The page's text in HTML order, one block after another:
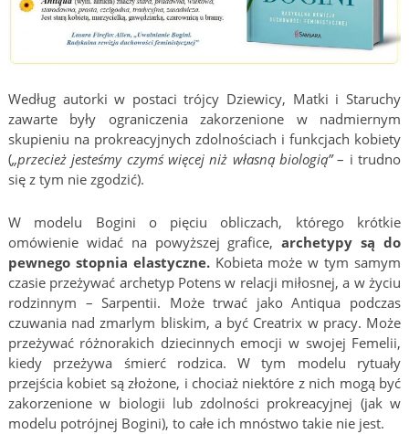
Według autorki w postaci trójcy Dziewicy, Matki i Staruchy
zawarte były ograniczenia zakorzenione w nadmiernym
skupieniu na prokreacyjnych zdolnościach i funkcjach kobiety
(„przecież jesteśmy czymś więcej niż własną biologią”– i trudno
się z tym nie zgodzić).
W modelu Bogini o pięciu obliczach, którego krótkie
omówienie widać na powyższej grafice,archetypy są do
pewnego stopnia elastyczne.Kobieta może w tym samym
czasie przeżywać archetyp Potens w relacji miłosnej, a w życiu
rodzinnym – Sarpentii. Może trwać jako Antiqua podczas
czuwania nad zmarlym bliskim, a być Creatrix w pracy. Może
przeżywać różnorakich dziecinnych emocji w swojej Femelii,
kiedy przeżywa śmierć rodzica. W tym modelu rytuały
przejścia kobiet są złożone, i chociaż niektóre z nich mogą być
zakorzenione w biologii lub zdolności prokreacyjnej (jak w
modelu potrójnej Bogini), to całe ich mnóstwo takie nie jest.